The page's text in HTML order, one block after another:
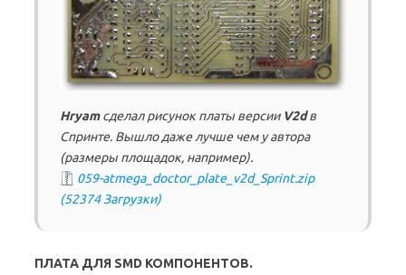
Hryamсделал рисунок платы версии V2dв
Спринте. Вышло даже лучше чем у автора
(размеры площадок, например).
059-atmega_doctor_plate_v2d_Sprint.zip
(52374 Загрузки)
ПЛАТА ДЛЯ SMD КОМПОНЕНТОВ.